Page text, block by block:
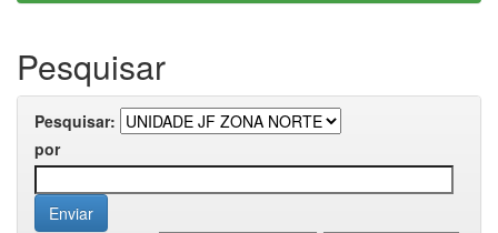
Pesquisar
Pesquisar:
por